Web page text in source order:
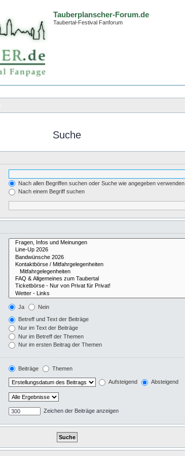
Tauberplanscher-Forum.de
Taubertal-Festival Fanforum
Suche
Nach allen Begriffen suchen oder Suche wie angegeben verwenden
Nach einem Begriff suchen
Ja Nein
Betreff und Text der Beiträge
Nur im Text der Beiträge
Nur im Betreff der Themen
Nur im ersten Beitrag der Themen
Beiträge Themen
Aufsteigend Absteigend
Zeichen der Beiträge anzeigen